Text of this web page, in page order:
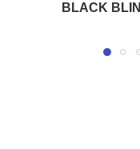
BLACK